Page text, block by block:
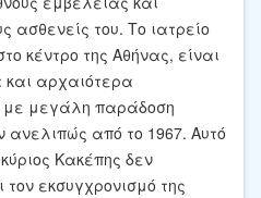
ασθενείς του. Το ιατρείο
κέντρο της Αθήνας, είναι
και αρχαιότερα
με μεγάλη παράδοση
ανελιπώς από το 1967. Αυτό
Κακέπης δεν
τον εκσυγχρονισμό της